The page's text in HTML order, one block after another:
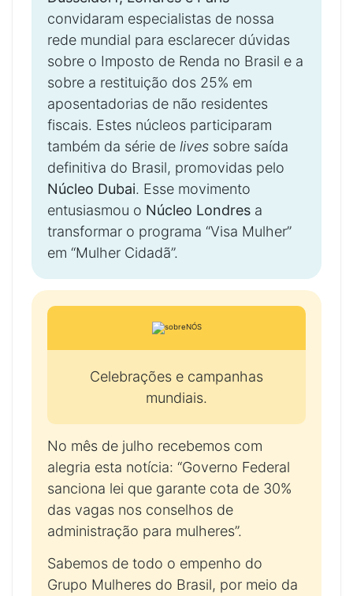
convidaram especialistas de nossa
rede mundial para esclarecer dúvidas
sobre o Imposto de Renda no Brasil e a
sobre a restituição dos 25% em
aposentadorias de não residentes
fiscais. Estes núcleos participaram
também da série de lives sobre saída
definitiva do Brasil, promovidas pelo
Núcleo Dubai. Esse movimento
entusiasmou o Núcleo Londres a
transformar o programa “Visa Mulher”
em “Mulher Cidadã”.
Celebrações e campanhas
mundiais.
No mês de julho recebemos com
alegria esta notícia: “Governo Federal
sanciona lei que garante cota de 30%
das vagas nos conselhos de
administração para mulheres”.
Sabemos de todo o empenho do
Grupo Mulheres do Brasil, por meio da